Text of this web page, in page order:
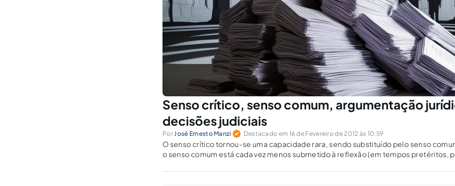
Senso crítico, senso comum, argumentação
decisões judiciais
PorJosé Ernesto Manzi Destacado em 16 de Fevereiro de 2012 às 10:59
O senso crítico tornou-se uma capacidade rara, sendo substituído pelo senso
o senso comum está cada vez menos submetido à reflexão (em tempos pretéritos,